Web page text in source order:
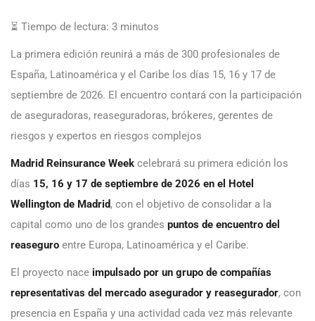
⏳ Tiempo de lectura: 3 minutos
La primera edición reunirá a más de 300 profesionales de
España, Latinoamérica y el Caribe los días 15, 16 y 17 de
septiembre de 2026. El encuentro contará con la participación
de aseguradoras, reaseguradoras, brókeres, gerentes de
riesgos y expertos en riesgos complejos
Madrid Reinsurance Week celebrará su primera edición los
días 15, 16 y 17 de septiembre de 2026 en el Hotel
Wellington de Madrid, con el objetivo de consolidar a la
capital como uno de los grandes puntos de encuentro del
reaseguro entre Europa, Latinoamérica y el Caribe.
El proyecto nace impulsado por un grupo de compañías
representativas del mercado asegurador y reasegurador, con
presencia en España y una actividad cada vez más relevante